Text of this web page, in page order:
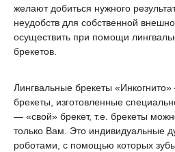
желают добиться нужного
неудобств для собственной
осуществить при помощи
брекетов.
Лингвальные брекеты
брекеты, изготовленные
— «свой» брекет, т.е. брекеты
только Вам. Это индивидуальные
роботами, с помощью которых